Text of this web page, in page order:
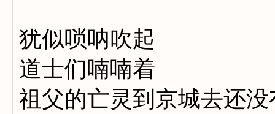
犹似唢呐吹起
道士们喃喃着
祖父的亡灵到京城去还没